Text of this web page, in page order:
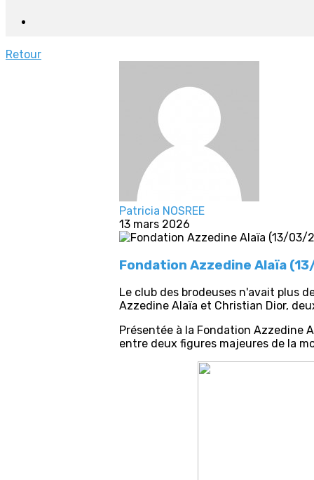
Retour
Patricia NOSREE
13 mars 2026
Fondation Azzedine Alaïa
Le club des brodeuses n'avait plus
Azzedine Alaïa et Christian Dior,
Présentée à la Fondation Azzedine
entre deux figures majeures de la